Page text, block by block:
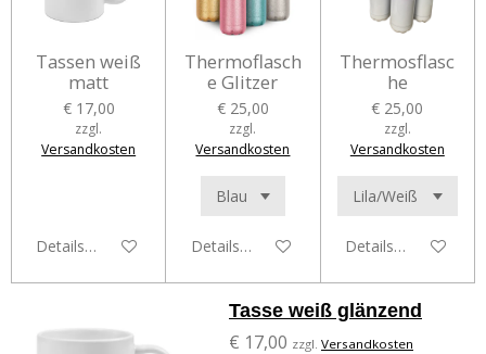
Tassen weiß
matt
€ 17,00
zzgl.
Versandkosten
Details anzeigen
Thermoflasch
e Glitzer
€ 25,00
zzgl.
Versandkosten
Details anzeigen
Thermosflasc
he
€ 25,00
zzgl.
Versandkosten
Details anzeigen
Tasse weiß glänzend
€ 17,00 zzgl. Versandkosten